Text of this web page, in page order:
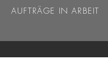
AUFTRÄGE IN ARBEIT